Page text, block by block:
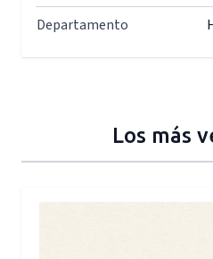
Departamento
Los más